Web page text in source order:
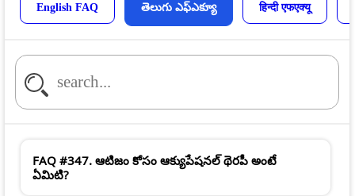
English FAQ తెలుగు ఎఫ్ఎక్యూ हिन्दी एफएक्यू
FAQ #347. ఆటిజం కోసం ఆక్యుపేషనల్ థెరపీ అంటే
ఏమిటి?